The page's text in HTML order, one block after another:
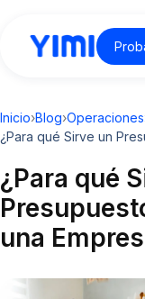
Inicio›Blog›Operaciones
¿Para qué Sirve un
¿Para qué
una